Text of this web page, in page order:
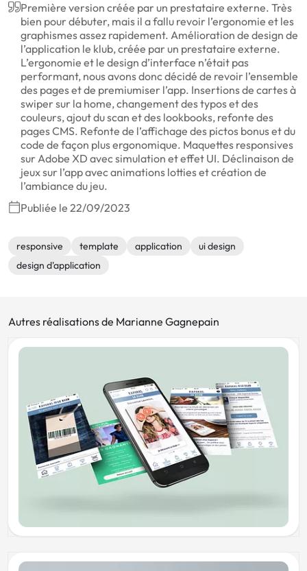
Première version créée par un prestataire externe. Très
bien pour débuter, mais il a fallu revoir l’ergonomie et les
graphismes assez rapidement. Amélioration de design de
l’application le klub, créée par un prestataire externe.
L’ergonomie et le design d’interface n’était pas
performant, nous avons donc décidé de revoir l’ensemble
des pages et de premiumiser l’app. Insertions de cartes à
swiper sur la home, changement des typos et des
couleurs, ajout du scan et des lookbooks, refonte des
pages CMS. Refonte de l’affichage des pictos bonus et du
code de façon plus ergonomique. Maquettes responsives
sur Adobe XD avec simulation et effet UI. Déclinaison de
jeux sur l’app avec animations lotties et création de
l’ambiance du jeu.
Publiée le 22/09/2023
responsive template application
ui design
design d'application
Autres réalisations de Marianne Gagnepain